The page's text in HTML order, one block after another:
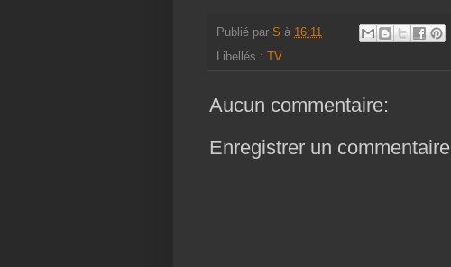
Publié par S à 16:11
Libellés : TV
Aucun commentaire:
Enregistrer un commentaire